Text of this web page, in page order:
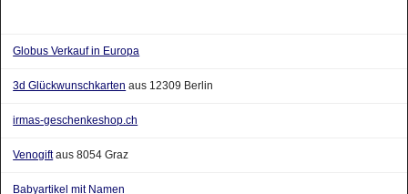
Globus Verkauf in Europa
3d Glückwunschkarten aus 12309 Berlin
irmas-geschenkeshop.ch
Venogiftaus 8054 Graz
Babyartikel mit Namen